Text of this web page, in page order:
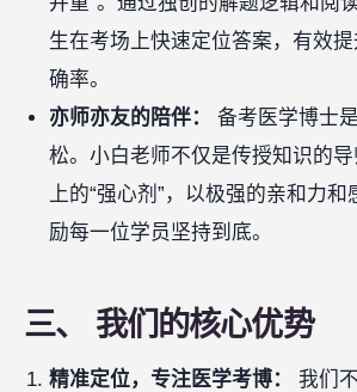
生在考场上快速定位答案，有效
确率。
亦师亦友的陪伴：
备考医学博士
松。小白老师不仅是传授知识的
上的“强心剂”，以极强的亲和力
励每一位学员坚持到底。
三、 我们的核心优势
精准定位，专注医学考博：
我们